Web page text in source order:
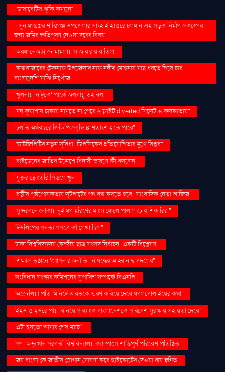
. ডায়াবেটিস ঝুঁকি কমানো:
। সুনামগঞ্জের শান্তিগঞ্জ উপজেলার সাংহাই হাওরে চলমান এই সড়ক নির্মাণ প্রকল্পের
জন্য জমির ক্ষতিপূরণ দেওয়া দূরের বিষয়
''অরফানেজ ট্রাস্ট মামলায় সাজার রায় বাতিল
''কক্সবাজারের টেকনাফ উপজেলার নাফ নদীর মোহনায় মাছ ধরতে গিয়ে চার
বাংলাদেশি মাঝি নিখোঁজ''
''খুলনায় ‘নাটুকে’ পার্কে জলবায়ু তহবিল''
''ঘন কুয়াশায় ঢাকায় নামতে না পেরে ৬ ফ্লাইট diverted সিলেট ও কলকাতায়''
''চলতি অর্থবছরে জিডিপি প্রবৃদ্ধি ৪ শতাংশ হতে পারে''
''চ্যাটজিপিটির নতুন সুবিধা: ডিপসিকের প্রতিযোগিতার মুখে বিপ্লব''
''বাইডেনের জাতির উদ্দেশে বিদায়ী ভাষণে কী বললেন''
''যুক্তরাষ্ট্রে তৈরি পিস্তলে খুন
''রাষ্ট্রীয় পৃষ্ঠপোষকতায় লুটপাটের পথ বন্ধ করতে হবে: সাংবাদিক নেতা আজিজ"
''সুন্দরবনে নৌকায় দুই মণ হরিণের মাংস ফেলে পালাল চোর শিকারিরা''
'টিউলিপের পদত্যাগপত্রে কী লেখা ছিল''
'ঢাকা বিশ্ববিদ্যালয় কেন্দ্রীয় ছাত্র সংসদ নির্বাচন: একটি বিশ্লেষণ''
'শিক্ষাপ্রতিষ্ঠানে ‘গোপন রাজনীতি’ নিষিদ্ধের আহ্বান ছাত্রদলের''
'সংবিধান সংস্কার কমিশনের সুপারিশ সম্পর্কে বিএনপি
‘অস্ট্রেলিয়া প্রতি মিনিটে ভারতকে স্মরণ করিয়ে দেবে ধবলধোলাইয়ের কথা’
‘ইইউ ও ইউরোপীয় বিনিয়োগ ব্যাংক বাংলাদেশকে পরিবেশ সুরক্ষায় সহায়তা দেবে’
‘এটা হয়তো আমার শেষ ম্যাচ’"
‘গণ–অভ্যুত্থান পরবর্তী বিশ্ববিদ্যালয় ক্যাম্পাসে শান্তিপূর্ণ পরিবেশ প্রতিষ্ঠিত’
‘জয় বাংলা’কে জাতীয় স্লোগান ঘোষণা করে হাইকোর্টের দেওয়া রায় স্থগিত